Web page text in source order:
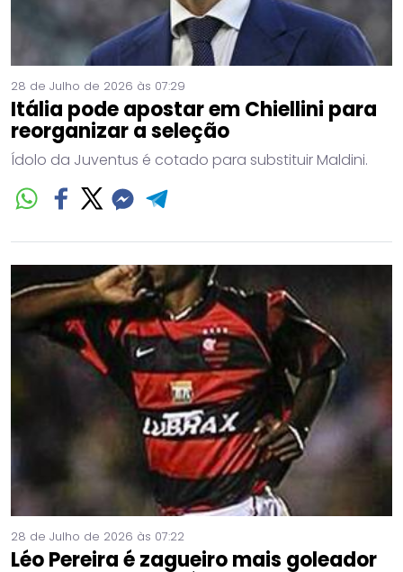
28 de Julho de 2026 às 07:29
Itália pode apostar em Chiellini para
reorganizar a seleção
Ídolo da Juventus é cotado para substituir Maldini.
28 de Julho de 2026 às 07:22
Léo Pereira é zagueiro mais goleador